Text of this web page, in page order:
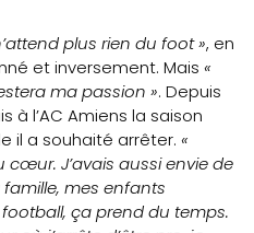
plus rien du foot », en
et inversement. Mais«
ma passion ». Depuis
à l’AC Amiens la saison
il a souhaité arrêter.«
cœur. J’avais aussi envie de
mes enfants
ça prend du temps.